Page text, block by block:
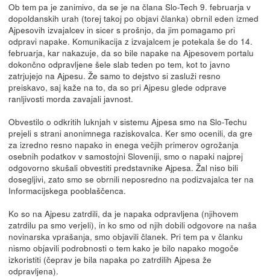
Ob tem pa je zanimivo, da se je na člana Slo-Tech 9. februarja v
dopoldanskih urah (torej takoj po objavi članka) obrnil eden izmed
Ajpesovih izvajalcev in sicer s prošnjo, da jim pomagamo pri
odpravi napake. Komunikacija z izvajalcem je potekala še do 14.
februarja, kar nakazuje, da so bile napake na Ajpesovem portalu
dokončno odpravljene šele slab teden po tem, kot to javno
zatrjujejo na Ajpesu. Že samo to dejstvo si zasluži resno
preiskavo, saj kaže na to, da so pri Ajpesu glede odprave
ranljivosti morda zavajali javnost.
Obvestilo o odkritih luknjah v sistemu Ajpesa smo na Slo-Techu
prejeli s strani anonimnega raziskovalca. Ker smo ocenili, da gre
za izredno resno napako in enega večjih primerov ogrožanja
osebnih podatkov v samostojni Sloveniji, smo o napaki najprej
odgovorno skušali obvestiti predstavnike Ajpesa. Žal niso bili
dosegljivi, zato smo se obrnili neposredno na podizvajalca ter na
Informacijskega pooblaščenca.
Ko so na Ajpesu zatrdili, da je napaka odpravljena (njihovem
zatrdilu pa smo verjeli), in ko smo od njih dobili odgovore na naša
novinarska vprašanja, smo objavili članek. Pri tem pa v članku
nismo objavili podrobnosti o tem kako je bilo napako mogoče
izkoristiti (čeprav je bila napaka po zatrdilih Ajpesa že
odpravljena).